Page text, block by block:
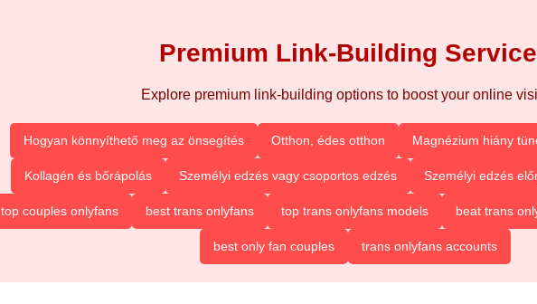
Premium Link-Building
Explore premium link-building options to boost your online
Hogyan könnyíthető meg az önsegítés Otthon, édes otthon Magnézium hiány
Kollagén és bőrápolás Személyi edzés vagy csoportos edzés Személyi edzés
top couples onlyfans best trans onlyfans top trans onlyfans models beat trans
best only fan couples trans onlyfans accounts